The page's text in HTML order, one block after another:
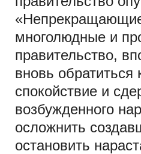
многолюдные и
правительство,
вновь
спокойствие и
возбужденного
осложнить
остановить